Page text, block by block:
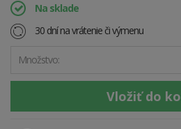
Na sklade
30 dní na vrátenie či výmenu
Množstvo: